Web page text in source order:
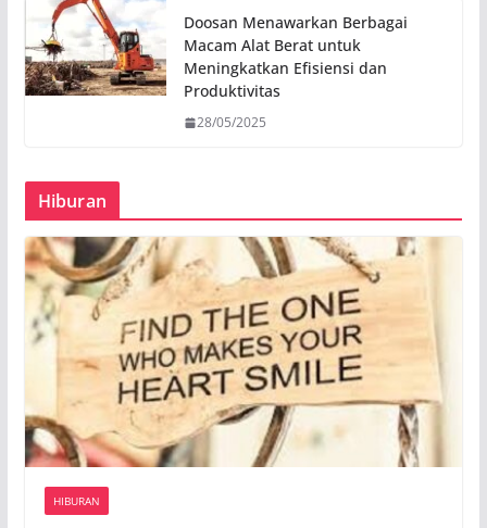
Doosan Menawarkan Berbagai
Macam Alat Berat untuk
Meningkatkan Efisiensi dan
Produktivitas
28/05/2025
Hiburan
HIBURAN